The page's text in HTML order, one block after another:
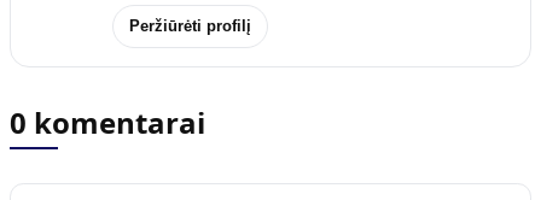
Peržiūrėti profilį
0 komentarai